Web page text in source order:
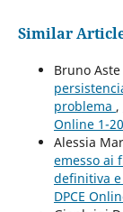
Similar
Bruno Aste
problema ,
Online 1-
Alessia
emesso ai
definitiva
DPCE